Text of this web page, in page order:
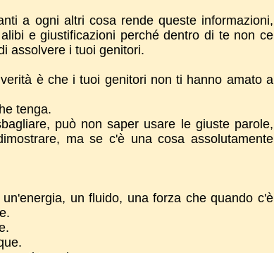
a ogni altri cosa rende queste informazioni,
e giustificazioni perché dentro di te non ce
assolvere i tuoi genitori.
è che i tuoi genitori non ti hanno amato a
tenga.
può non saper usare le giuste parole,
ma se c'è una cosa assolutamente
un fluido, una forza che quando c'è